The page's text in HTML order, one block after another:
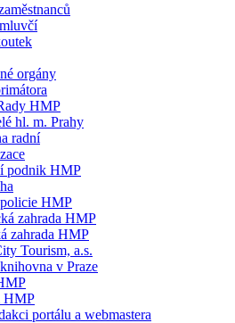
orgány
HMP
hl. m. Prahy
radní
podnik HMP
HMP
zahrada HMP
zahrada HMP
Tourism, a.s.
v Praze
HMP
portálu a webmastera